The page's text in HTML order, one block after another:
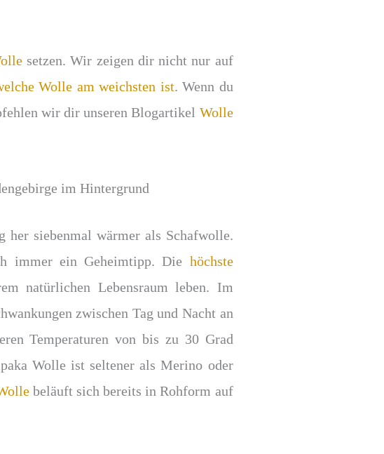
setzen. Wir zeigen dir nicht nur auf
Wolle am weichsten ist. Wenn du
wir dir unseren Blogartikel Wolle
siebenmal wärmer als Schafwolle.
immer ein Geheimtipp. Die höchste
natürlichen Lebensraum leben. Im
zwischen Tag und Nacht an
Temperaturen von bis zu 30 Grad
Wolle ist seltener als Merino oder
beläuft sich bereits in Rohform auf